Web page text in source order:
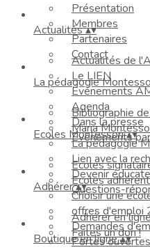
Présentation
Membres
Partenaires
Contact
Actualités▴▾
Actualités de
Le LIEN
Événements
Agenda
Dans la presse
Evénements
La pédagogie
Bibliographie
Maria
La pédagogie
Lien avec la
Devenir
Questions-
Ecoles Montessori▴▾
Ecoles
Ecoles
Choisir une
offres d'emploi
Demandes
Portes ouvertes
Adhérer▴▾
Adhérer en
Faites un don !
Boutique en ligne▴▾